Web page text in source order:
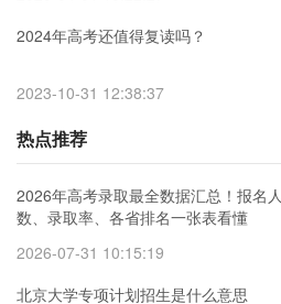
2024年高考还值得复读吗？
2023-10-31 12:38:37
热点推荐
2026年高考录取最全数据汇总！报名人
数、录取率、各省排名一张表看懂
2026-07-31 10:15:19
北京大学专项计划招生是什么意思